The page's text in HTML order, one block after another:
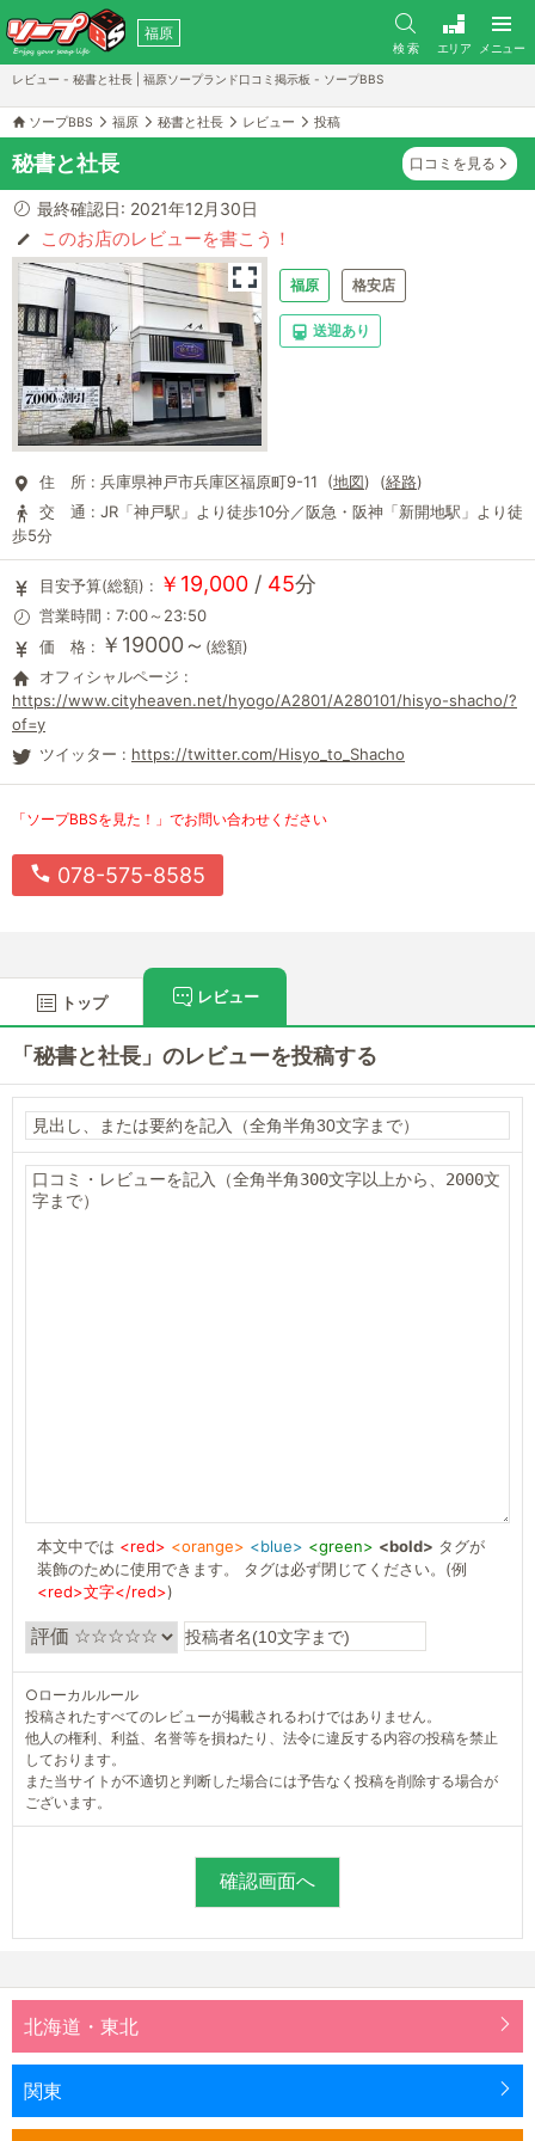
福原
検 索 エリア メニュー
レビュー - 秘書と社長 | 福原ソープランド口コミ掲示板 - ソープBBS
ソープBBS 福原 秘書と社長 レビュー 投稿
秘書と社長 口コミを見る
最終確認日: 2021年12月30日
このお店のレビューを書こう！
福原 格安店
送迎あり
住 所 : 兵庫県神戸市兵庫区福原町9-11 (地図) (経路)
交 通 : JR「神戸駅」より徒歩10分／阪急・阪神「新開地駅」より徒
歩5分
目安予算(総額) : ￥19,000 / 45分
営業時間 : 7:00～23:50
価 格 : ￥19000～ (総額)
オフィシャルページ :
https://www.cityheaven.net/hyogo/A2801/A280101/hisyo-shacho/?
of=y
ツイッター : https://twitter.com/Hisyo_to_Shacho
「ソープBBSを見た！」でお問い合わせください
078-575-8585
トップ レビュー
「秘書と社長」のレビューを投稿する
本文中では <red> <orange> <blue> <green> <bold> タグが
装飾のために使用できます。 タグは必ず閉じてください。(例
<red>文字</red>)
○ローカルルール
投稿されたすべてのレビューが掲載されるわけではありません。
他人の権利、利益、名誉等を損ねたり、法令に違反する内容の投稿を禁止
しております。
また当サイトが不適切と判断した場合には予告なく投稿を削除する場合が
ございます。
北海道・東北
関東